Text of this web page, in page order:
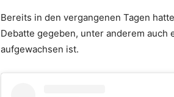
Bereits in den vergangenen Tagen
Debatte gegeben, unter anderem auch
aufgewachsen ist.